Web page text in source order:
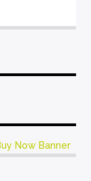
spre